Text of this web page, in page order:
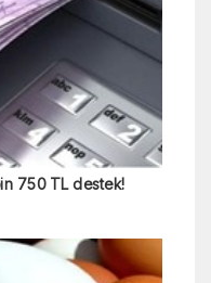
750 TL destek!